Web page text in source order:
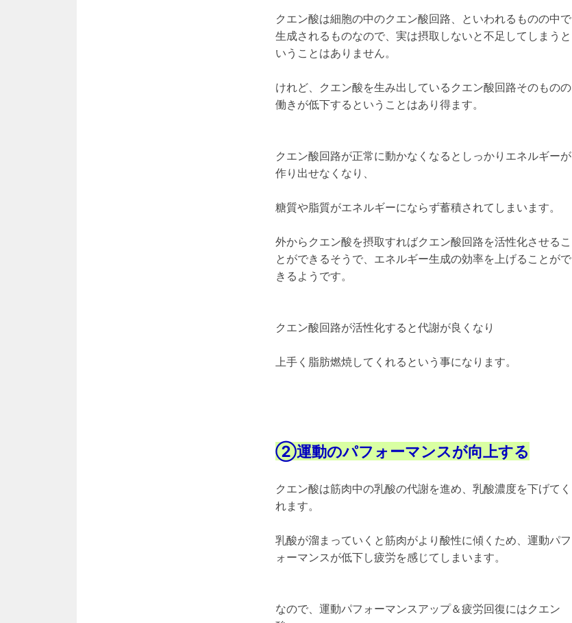
クエン酸は細胞の中のクエン酸回路、といわれるものの中で
生成されるものなので、実は摂取しないと不足してしまうと
いうことはありません。
けれど、クエン酸を生み出しているクエン酸回路そのものの
働きが低下するということはあり得ます。
クエン酸回路が正常に動かなくなるとしっかりエネルギーが
作り出せなくなり、
糖質や脂質がエネルギーにならず蓄積されてしまいます。
外からクエン酸を摂取すればクエン酸回路を活性化させるこ
とができるそうで、エネルギー生成の効率を上げることがで
きるようです。
クエン酸回路が活性化すると代謝が良くなり
上手く脂肪燃焼してくれるという事になります。
②運動のパフォーマンスが向上する
クエン酸は筋肉中の乳酸の代謝を進め、乳酸濃度を下げてく
れます。
乳酸が溜まっていくと筋肉がより酸性に傾くため、運動パフ
ォーマンスが低下し疲労を感じてしまいます。
なので、運動パフォーマンスアップ＆疲労回復にはクエン